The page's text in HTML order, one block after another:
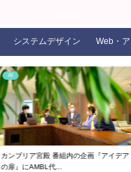
システムデザイン Web・
AI
カンブリア宮殿 番組内の企画『アイデア
の扉』にAMBL代...